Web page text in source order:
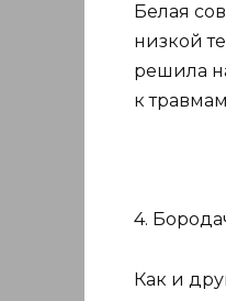
Белая
низкой
решила
к травмам
4.
Как и